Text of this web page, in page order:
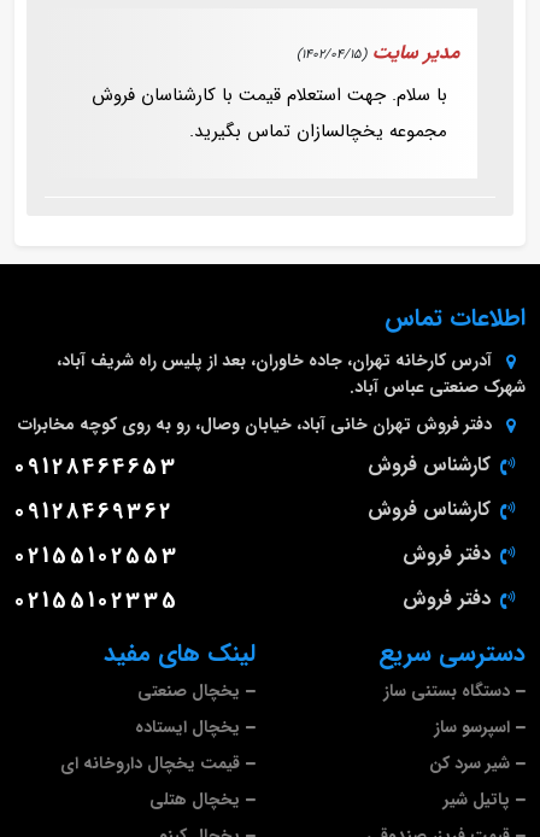
مدیر سایت (1402/04/15)
با سلام. جهت استعلام قیمت با کارشناسان فروش
مجموعه یخچالسازان تماس بگیرید.
لینک های مفید
یخچال صنعتی
یخچال ایستاده
قیمت یخچال داروخانه ای
یخچال هتلی
دسترسی سریع
دستگاه بستنی ساز
اسپرسو ساز
شیر سرد کن
پاتیل شیر
اطلاعات تماس
آدرس کارخانه تهران، جاده خاوران، بعد از پلیس راه شریف آباد،
شهرک صنعتی عباس آباد.
دفتر فروش تهران خانی آباد، خیابان وصال، رو به روی کوچه مخابرات
کارشناس فروش 09128464653
کارشناس فروش 09128469362
دفتر فروش 02155102553
دفتر فروش 02155102335